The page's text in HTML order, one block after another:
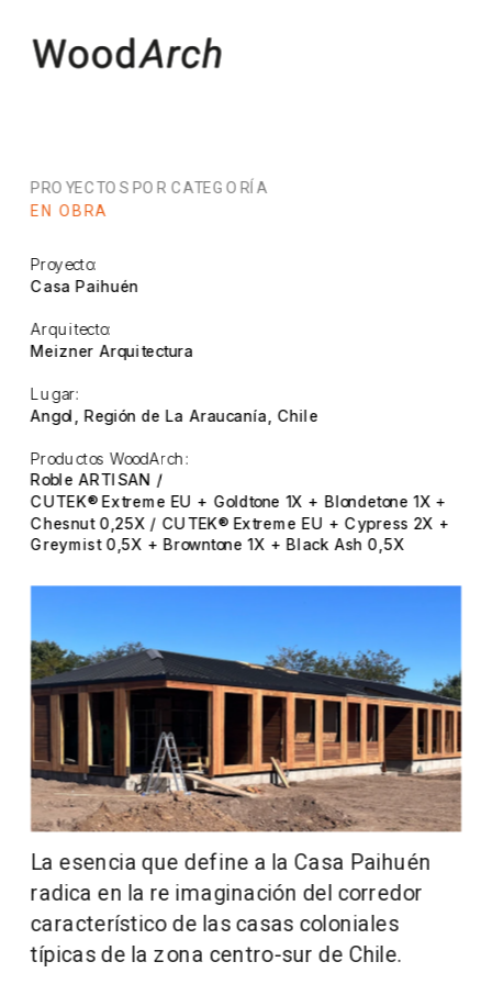
PROYECTOS POR CATEGORÍA
EN OBRA
Proyecto:
Casa Paihuén
Arquitecto:
Meizner Arquitectura
Lugar:
Angol, Región de La Araucanía, Chile
Productos WoodArch:
Roble ARTISAN /
CUTEK® Extreme EU + Goldtone 1X + Blondetone 1X +
Chesnut 0,25X / CUTEK® Extreme EU + Cypress 2X +
Greymist 0,5X + Browntone 1X + Black Ash 0,5X
La esencia que define a la Casa Paihuén
radica en la re imaginación del corredor
característico de las casas coloniales
típicas de la zona centro-sur de Chile.